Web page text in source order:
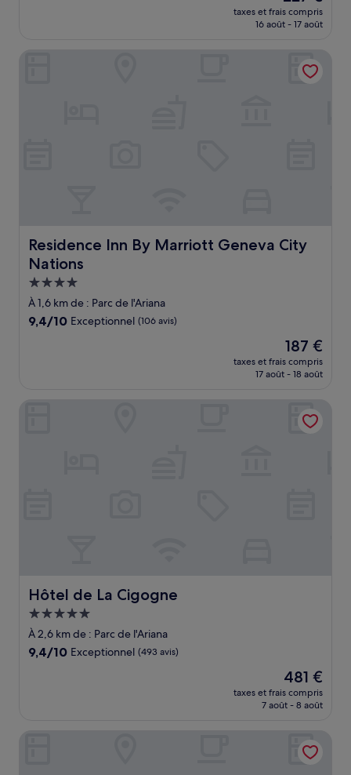
nouveau
prix
de
227 €
taxes et frais compris
16 août - 17 août
Residence Inn By Marriott Geneva City
Nations
Residence Inn By Marriott Geneva City Nations
Hébergement
4.0 étoiles
À 1,6 km de : Parc de l'Ariana
9.4
9,4/10 Exceptionnel (106 avis)
Le
nouveau
prix
de
187 €
187 €
taxes et frais compris
17 août - 18 août
Hôtel de La Cigogne
Hôtel de La Cigogne
Hébergement
5.0 étoiles
À 2,6 km de : Parc de l'Ariana
9.4
9,4/10 Exceptionnel (493 avis)
Le
nouveau
prix
de
481 €
481 €
taxes et frais compris
7 août - 8 août